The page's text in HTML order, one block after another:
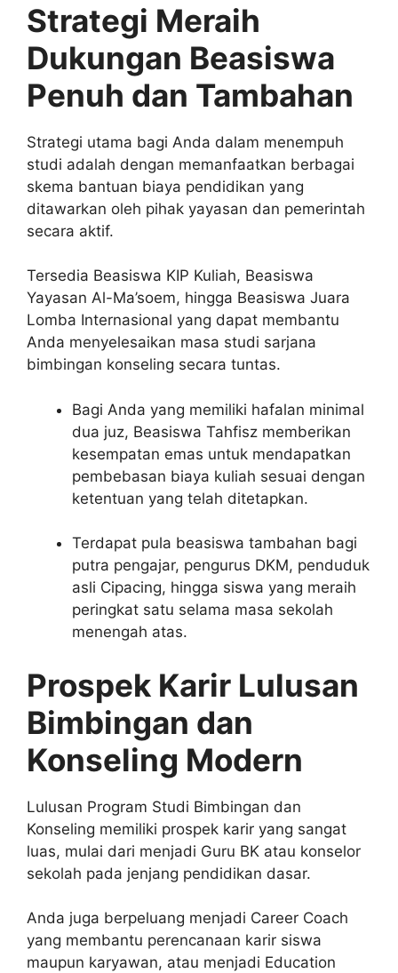
Strategi Meraih
Dukungan Beasiswa
Penuh dan Tambahan
Strategi utama bagi Anda dalam menempuh
studi adalah dengan memanfaatkan berbagai
skema bantuan biaya pendidikan yang
ditawarkan oleh pihak yayasan dan pemerintah
secara aktif.
Tersedia Beasiswa KIP Kuliah, Beasiswa
Yayasan Al-Ma’soem, hingga Beasiswa Juara
Lomba Internasional yang dapat membantu
Anda menyelesaikan masa studi sarjana
bimbingan konseling secara tuntas.
Bagi Anda yang memiliki hafalan minimal
dua juz, Beasiswa Tahfisz memberikan
kesempatan emas untuk mendapatkan
pembebasan biaya kuliah sesuai dengan
ketentuan yang telah ditetapkan.
Terdapat pula beasiswa tambahan bagi
putra pengajar, pengurus DKM, penduduk
asli Cipacing, hingga siswa yang meraih
peringkat satu selama masa sekolah
menengah atas.
Prospek Karir Lulusan
Bimbingan dan
Konseling Modern
Lulusan Program Studi Bimbingan dan
Konseling memiliki prospek karir yang sangat
luas, mulai dari menjadi Guru BK atau konselor
sekolah pada jenjang pendidikan dasar.
Anda juga berpeluang menjadi Career Coach
yang membantu perencanaan karir siswa
maupun karyawan, atau menjadi Education